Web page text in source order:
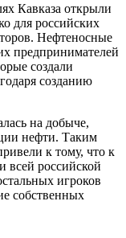
Кавказа открыли
для российских
Нефтеносные
предпринимателей
создали
созданию
на добыче,
нефти. Таким
к тому, что к
всей российской
игроков
собственных